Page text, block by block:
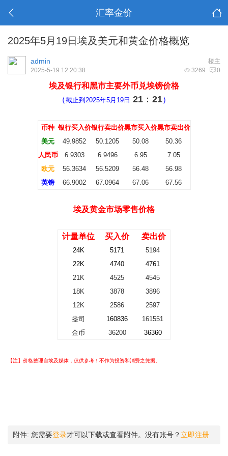
汇率金价
2025年5月19日埃及美元和黄金价格概览
楼主
admin
3269 0
2025-5-19 12:20:38
埃及银行和黑市主要外币兑埃镑价格
（截止到2025年5月19日 21 ： 21）
币种 银行买入价银行卖出价黑市买入价黑市卖出价
美元
49.9852 50.1205 50.08
50.36
人民币
6.9303 6.9496 6.95
7.05
欧元
56.3634 56.5209 56.48
56.98
英镑
66.9002 67.0964 67.06 67.56
埃及黄金市场零售价格
计量单位 买入价 卖出价
24K 5171
5194
22K
4740
4761
21K
4525
4545
18K
3878
3896
12K
2586
2597
盎司
160836
161551
金币
36200 36360
【注】价格整理自埃及媒体，仅供参考！不作为投资和消费之凭据。
附件: 您需要登录才可以下载或查看附件。没有账号？ 立即注册